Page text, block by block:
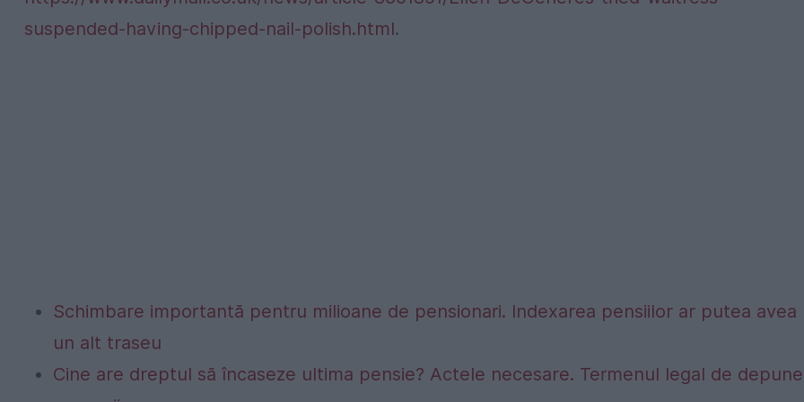
suspended-having-chipped-nail-polish.html.
Schimbare importantă pentru milioane de pensionari. Indexarea pensiilor ar putea avea
un alt traseu
Cine are dreptul să încaseze ultima pensie? Actele necesare. Termenul legal de